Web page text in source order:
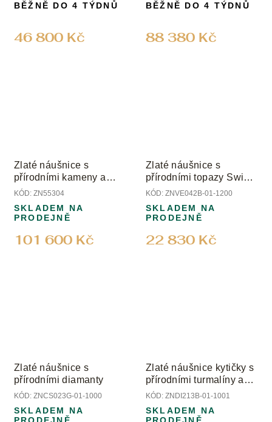
46 800 Kč
BĚŽNĚ DO 4 TÝDNŮ
88 380 Kč
BĚŽNĚ DO 4 TÝDNŮ
Zlaté náušnice s
přírodními kameny a
diamanty
KÓD: ZN55304
101 600 Kč
SKLADEM NA
PRODEJNĚ
Zlaté náušnice s
přírodními topazy Swiss
a diamanty
KÓD: ZNVE042B-01-1200
22 830 Kč
SKLADEM NA
PRODEJNĚ
Zlaté náušnice s
přírodními diamanty
KÓD: ZNCS023G-01-1000
SKLADEM NA
Zlaté náušnice kytičky s
přírodními turmalíny a
diamanty
KÓD: ZNDI213B-01-1001
SKLADEM NA